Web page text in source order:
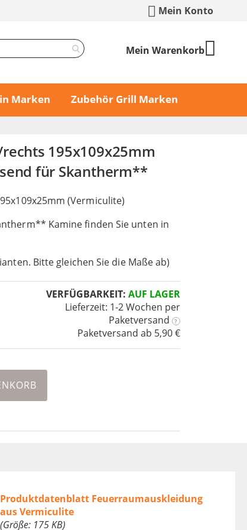
Mein Konto
Mein Warenkorb
Marken Zubehör Grill Marken
195x109x25mm
für Skantherm**
(Vermiculite)
Kamine finden Sie unten in
Bitte gleichen Sie die Maße ab)
VERFÜGBARKEIT: AUF LAGER
Lieferzeit: 1-2 Wochen per
Paketversand
?
Paketversand ab 5,90 €
Produktdatenblatt Feuerraumauskleidung
aus Vermiculite
(Größe: 175 KB)